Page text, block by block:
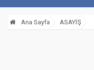
Ana Sayfa ASAYİŞ